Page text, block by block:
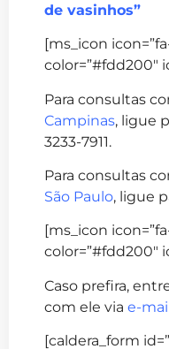
de vasinhos”
[ms_icon
color=”#fdd200″
Para consultas
Campinas, ligue
3233-7911.
Para consultas
São Paulo, ligue
[ms_icon
color=”#fdd200″
Caso prefira,
com ele via e-
[caldera_form